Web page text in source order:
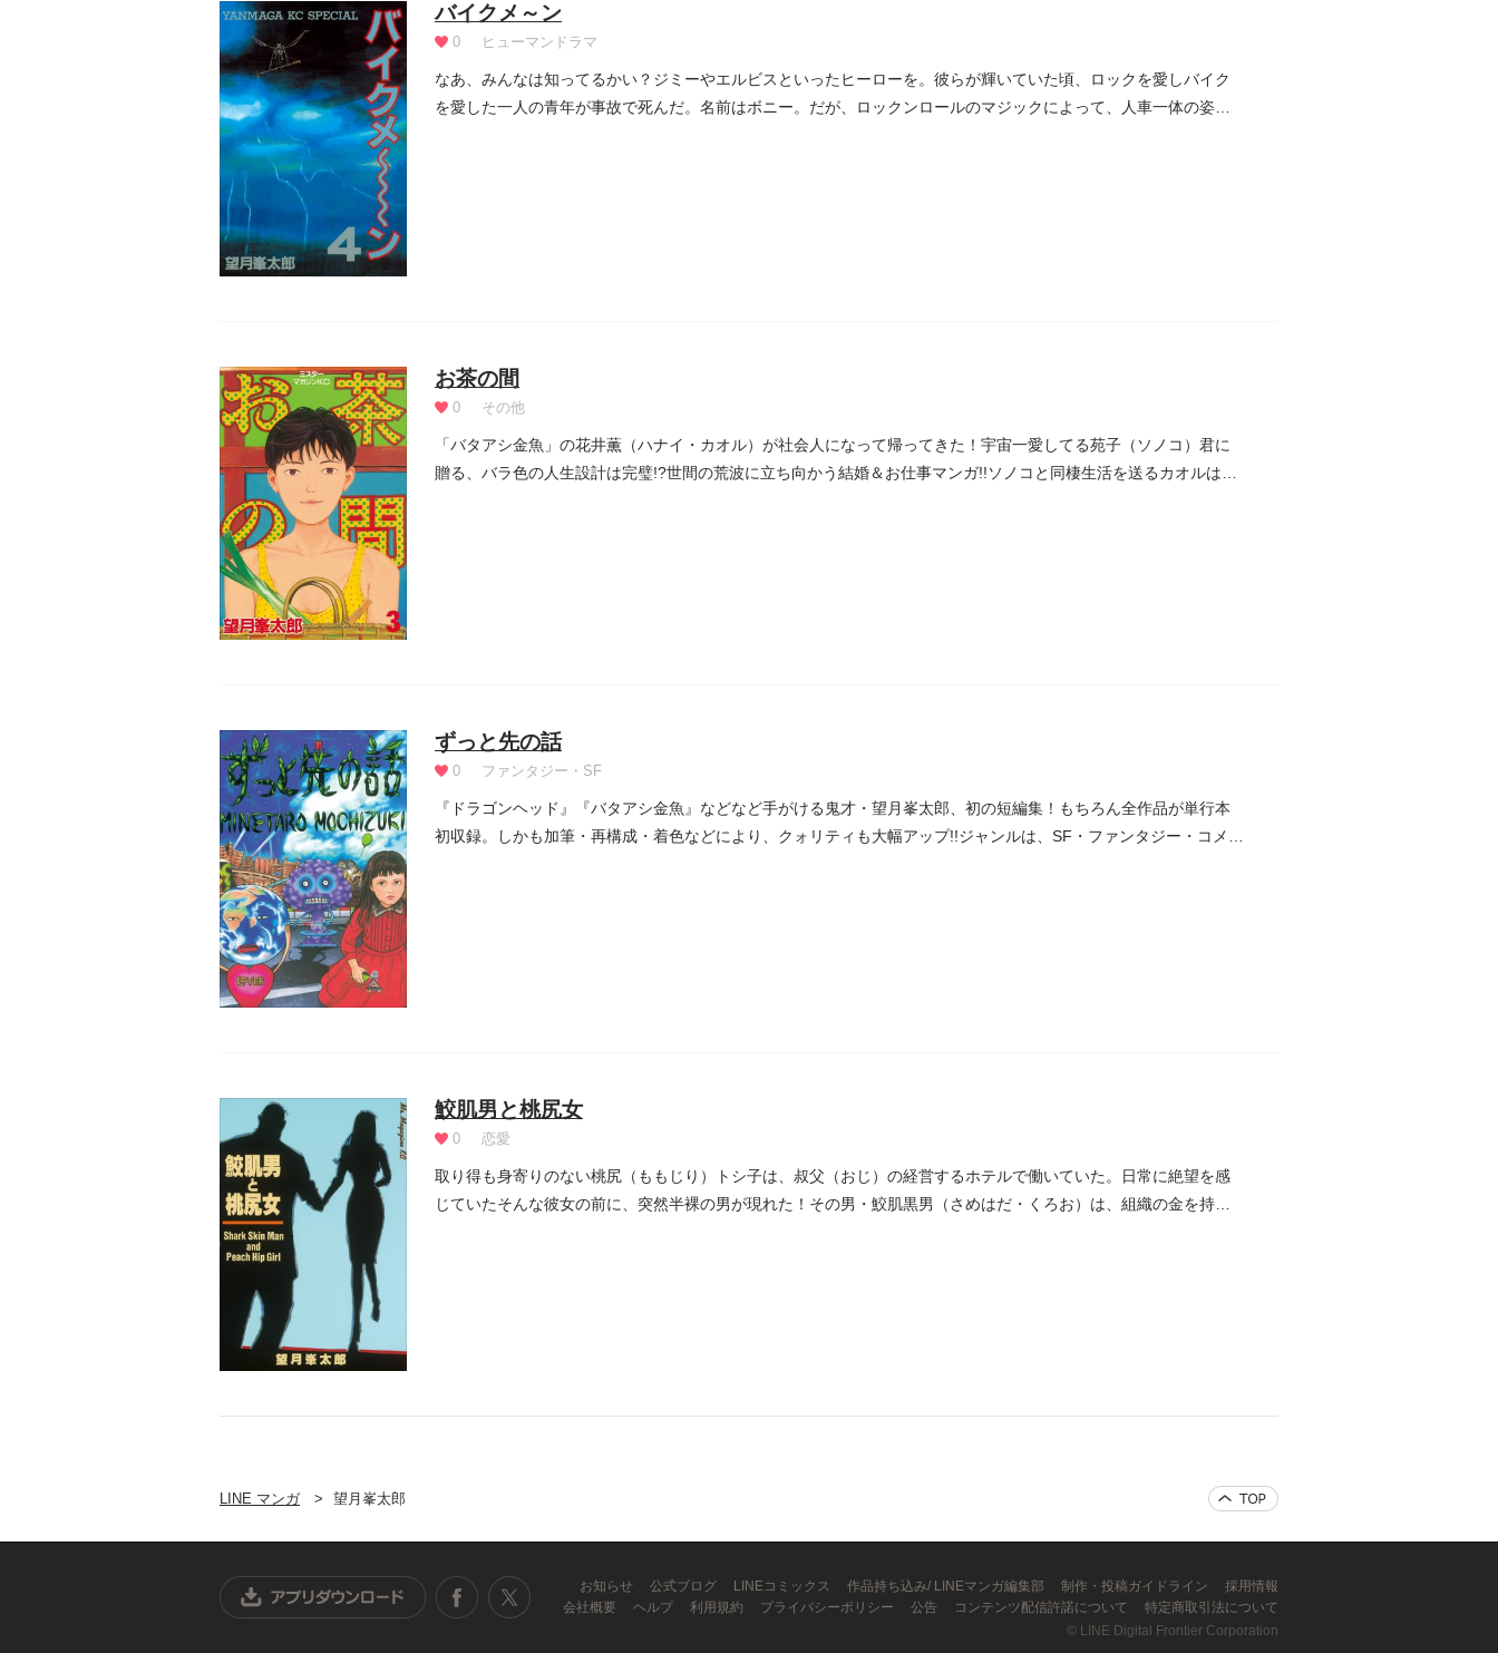
バイクメ～ン
0 ヒューマンドラマ
なあ、みんなは知ってるかい？ジミーやエルビスといったヒーローを。彼らが輝いていた頃、ロックを愛しバイク
を愛した一人の青年が事故で死んだ。名前はボニー。だが、ロックンロールのマジックによって、人車一体の姿で
お茶の間
0 その他
「バタアシ金魚」の花井薫（ハナイ・カオル）が社会人になって帰ってきた！宇宙一愛してる苑子（ソノコ）君に
贈る、バラ色の人生設計は完璧!?世間の荒波に立ち向かう結婚＆お仕事マンガ!!ソノコと同棲生活を送るカオルは、
ずっと先の話
0 ファンタジー・SF
『ドラゴンヘッド』『バタアシ金魚』などなど手がける鬼才・望月峯太郎、初の短編集！もちろん全作品が単行本
初収録。しかも加筆・再構成・着色などにより、クォリティも大幅アップ!!ジャンルは、SF・ファンタジー・コメデ
鮫肌男と桃尻女
0 恋愛
取り得も身寄りのない桃尻（ももじり）トシ子は、叔父（おじ）の経営するホテルで働いていた。日常に絶望を感
じていたそんな彼女の前に、突然半裸の男が現れた！その男・鮫肌黒男（さめはだ・くろお）は、組織の金を持ち
LINE マンガ 望月峯太郎
お知らせ 公式ブログ LINEコミックス 作品持ち込み/ LINEマンガ編集部 制作・投稿ガイドライン
採用情報
会社概要
ヘルプ 利用規約 プライバシーポリシー 公告 コンテンツ配信許諾について
特定商取引法について
© LINE Digital Frontier Corporation